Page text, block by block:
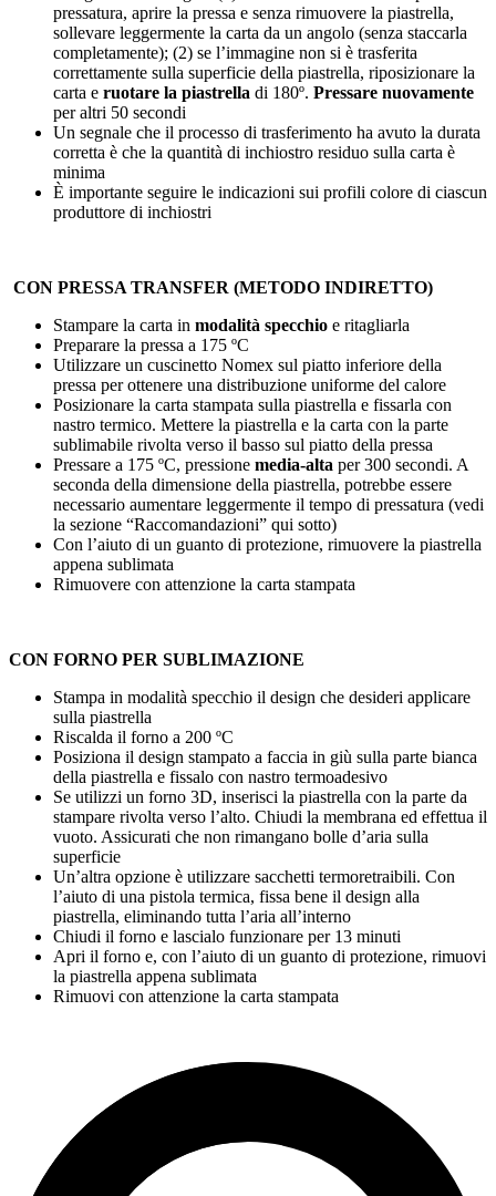
pressatura, aprire la pressa e senza rimuovere la piastrella,
sollevare leggermente la carta da un angolo (senza staccarla
completamente); (2) se l’immagine non si è trasferita
correttamente sulla superficie della piastrella, riposizionare la
carta e ruotare la piastrella di 180º. Pressare nuovamente
per altri 50 secondi
Un segnale che il processo di trasferimento ha avuto la durata
corretta è che la quantità di inchiostro residuo sulla carta è
minima
È importante seguire le indicazioni sui profili colore di ciascun
produttore di inchiostri
CON PRESSA TRANSFER (METODO INDIRETTO)
Stampare la carta in modalità specchio e ritagliarla
Preparare la pressa a 175 ºC
Utilizzare un cuscinetto Nomex sul piatto inferiore della
pressa per ottenere una distribuzione uniforme del calore
Posizionare la carta stampata sulla piastrella e fissarla con
nastro termico. Mettere la piastrella e la carta con la parte
sublimabile rivolta verso il basso sul piatto della pressa
Pressare a 175 ºC, pressione media-alta per300 secondi. A
seconda della dimensione della piastrella, potrebbe essere
necessario aumentare leggermente il tempo di pressatura (vedi
la sezione “Raccomandazioni” qui sotto)
Con l’aiuto di un guanto di protezione, rimuovere la piastrella
appena sublimata
Rimuovere con attenzione la carta stampata
CON FORNO PER SUBLIMAZIONE
Stampa in modalità specchio il design che desideri applicare
sulla piastrella
Riscalda il forno a 200 ºC
Posiziona il design stampato a faccia in giù sulla parte bianca
della piastrella e fissalo con nastro termoadesivo
Se utilizzi un forno 3D, inserisci la piastrella con la parte da
stampare rivolta verso l’alto. Chiudi la membrana ed effettua il
vuoto. Assicurati che non rimangano bolle d’aria sulla
superficie
Un’altra opzione è utilizzare sacchetti termoretraibili. Con
l’aiuto di una pistola termica, fissa bene il design alla
piastrella, eliminando tutta l’aria all’interno
Chiudi il forno e lascialo funzionare per 13 minuti
Apri il forno e, con l’aiuto di un guanto di protezione, rimuovi
la piastrella appena sublimata
Rimuovi con attenzione la carta stampata